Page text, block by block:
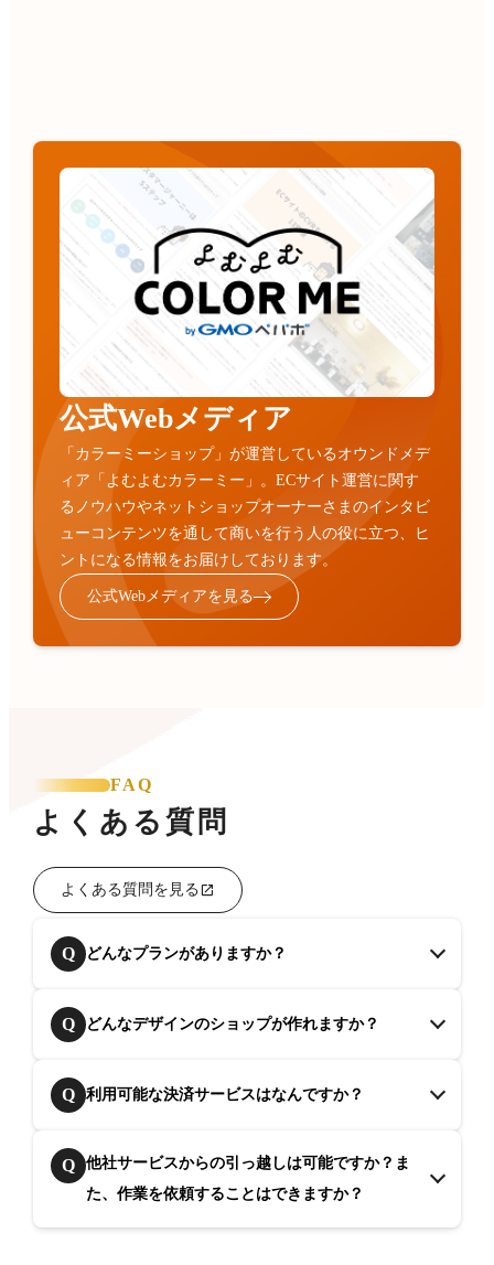
公式Webメディア
「カラーミーショップ」が運営しているオウンドメデ
ィア「よむよむカラーミー」。ECサイト運営に関す
るノウハウやネットショップオーナーさまのインタビ
ューコンテンツを通して商いを行う人の役に立つ、ヒ
ントになる情報をお届けしております。
公式Webメディアを見る
FAQ
よくある質問
よくある質問を見る
Q どんなプランがありますか？
Q どんなデザインのショップが作れますか？
Q 利用可能な決済サービスはなんですか？
Q
他社サービスからの引っ越しは可能ですか？ま
た、作業を依頼することはできますか？